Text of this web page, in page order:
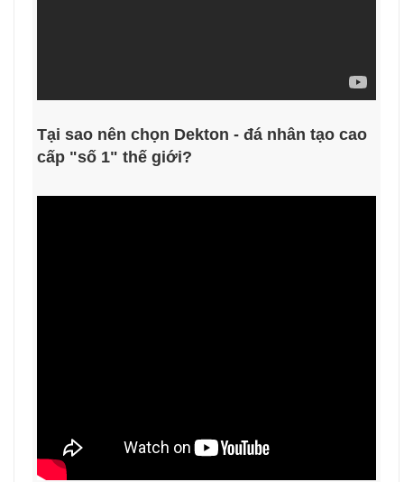
Tại sao nên chọn Dekton - đá nhân tạo cao
cấp "số 1" thế giới?